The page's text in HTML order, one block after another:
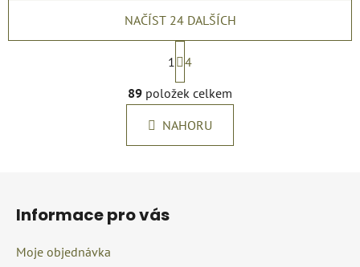
O
v
l
á
d
NAČÍST 24 DALŠÍCH
S
t
r
á
n
k
1
4
89 položek celkem
NAHORU
Informace pro vás
Moje objednávka